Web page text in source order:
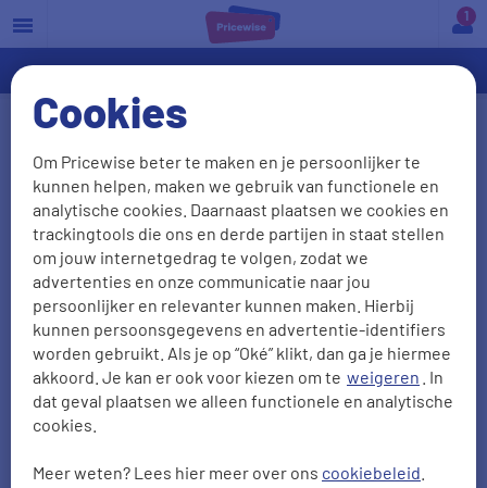
Cookies
Om Pricewise beter te maken en je persoonlijker te
kunnen helpen, maken we gebruik van functionele en
analytische cookies. Daarnaast plaatsen we cookies en
trackingtools die ons en derde partijen in staat stellen
om jouw internetgedrag te volgen, zodat we
advertenties en onze communicatie naar jou
persoonlijker en relevanter kunnen maken. Hierbij
kunnen persoonsgegevens en advertentie-identifiers
worden gebruikt. Als je op “Oké” klikt, dan ga je hiermee
akkoord. Je kan er ook voor kiezen om te weigeren . In
dat geval plaatsen we alleen functionele en analytische
cookies.
Meer weten? Lees hier meer over ons cookiebeleid
a
Is je auto onderweg stilgevallen of kapotgegaan?
Dan is pechhulp geen overbodige luxe. Er zijn
meerdere manieren om pechhulp af te sluiten of te
regelen. Je kunt dat doen alsaanvullende dekking
op jeautoverzekeringofreisverzekering, via een
pechhulpdienst, pechhulp on demand of je
autodealer of. Wij vertellen je er meer over.
Pechhulp Nederland